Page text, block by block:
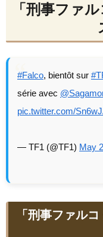
「刑事ファ
#Falco, bientôt sur
série avec
pic.twitter.com/
— TF1 (@TF1) May
「刑事ファル